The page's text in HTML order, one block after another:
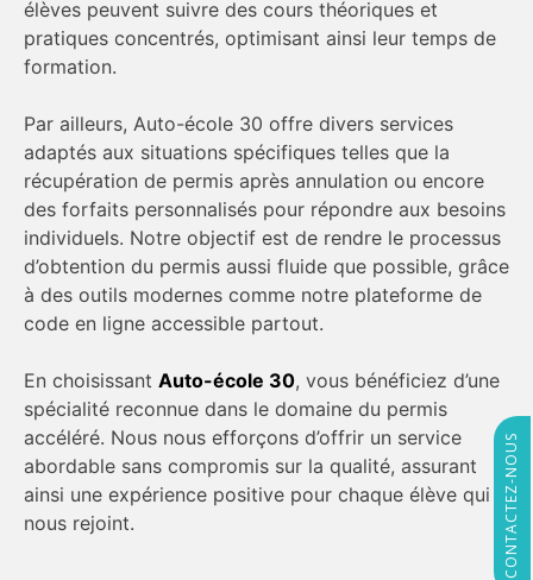
élèves peuvent suivre des cours théoriques et
pratiques concentrés, optimisant ainsi leur temps de
formation.
Par ailleurs, Auto-école 30 offre divers services
adaptés aux situations spécifiques telles que la
récupération de permis après annulation ou encore
des forfaits personnalisés pour répondre aux besoins
individuels. Notre objectif est de rendre le processus
d’obtention du permis aussi fluide que possible, grâce
à des outils modernes comme notre plateforme de
code en ligne accessible partout.
En choisissant Auto-école 30, vous bénéficiez d’une
spécialité reconnue dans le domaine du permis
accéléré. Nous nous efforçons d’offrir un service
abordable sans compromis sur la qualité, assurant
ainsi une expérience positive pour chaque élève qui
nous rejoint.
CONTACTEZ-NOUS